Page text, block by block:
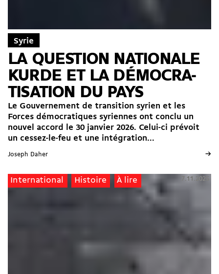
Syrie
LA QUESTION NATIONALE
KURDE ET LA DÉMOCRA­
TISATION DU PAYS
Le Gouvernement de transition syrien et les
Forces démocratiques syriennes ont conclu un
nouvel accord le 30 janvier 2026. Celui-ci prévoit
un cessez-le-feu et une intégration...
Joseph Daher →
International Histoire À lire 7.11.2025